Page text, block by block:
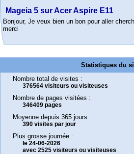
Mageia 5 sur Acer Aspire E11
Bonjour, Je veux bien un bon pour aller
merci
Statistiques du
Nombre total de visites :
376564 visiteurs ou visiteuses
Nombre de pages visitées :
346409 pages
Moyenne depuis 365 jours :
390 visites par jour
Plus grosse journée :
le 24-06-2026
avec 2525 visiteurs ou visiteuses